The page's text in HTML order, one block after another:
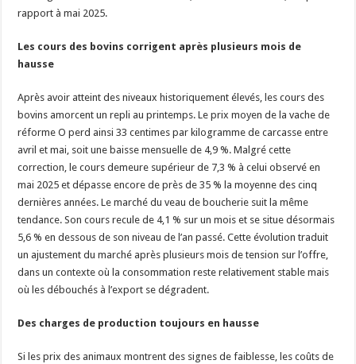
rapport à mai 2025.
Les cours des bovins corrigent après plusieurs mois de
hausse
Après avoir atteint des niveaux historiquement élevés, les cours des
bovins amorcent un repli au printemps. Le prix moyen de la vache de
réforme O perd ainsi 33 centimes par kilogramme de carcasse entre
avril et mai, soit une baisse mensuelle de 4,9 %. Malgré cette
correction, le cours demeure supérieur de 7,3 % à celui observé en
mai 2025 et dépasse encore de près de 35 % la moyenne des cinq
dernières années. Le marché du veau de boucherie suit la même
tendance. Son cours recule de 4,1 % sur un mois et se situe désormais
5,6 % en dessous de son niveau de l’an passé. Cette évolution traduit
un ajustement du marché après plusieurs mois de tension sur l’offre,
dans un contexte où la consommation reste relativement stable mais
où les débouchés à l’export se dégradent.
Des charges de production toujours en hausse
Si les prix des animaux montrent des signes de faiblesse, les coûts de